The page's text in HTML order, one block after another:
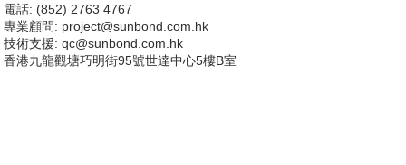
電話: (852) 2763 4767
專業顧問: project@sunbond.com.hk
技術支援: qc@sunbond.com.hk
香港九龍觀塘巧明街95號世達中心5樓B室